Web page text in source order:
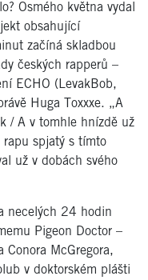
Osmého května vydal
obsahující
začíná skladbou
českých rapperů –
ECHO (LevakBob,
Huga Toxxxe. „A
/ A v tomhle hnízdě už
rapu spjatý s tímto
už v dobách svého
necelých 24 hodin
Pigeon Doctor –
Conora McGregora,
v doktorském plášti